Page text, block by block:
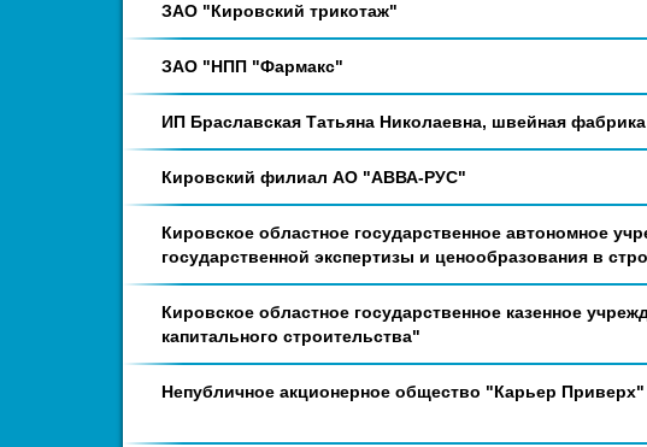
ЗАО "Кировский трикотаж"
ЗАО "НПП "Фармакс"
ИП Браславская Татьяна Николаевна, швейная фабрика
Кировский филиал АО "АВВА-РУС"
Кировское областное государственное автономное
государственной экспертизы и ценообразования в
Кировское областное государственное казенное
капитального строительства"
Непубличное акционерное общество "Карьер Приверх"